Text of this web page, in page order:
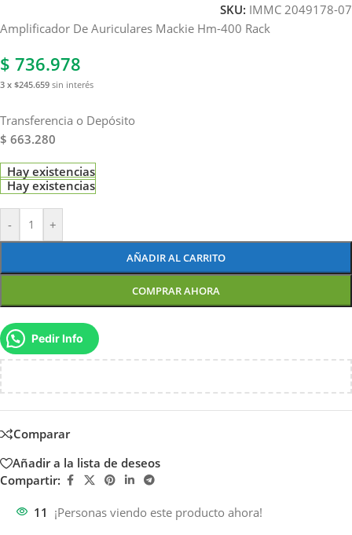
SKU: IMMC 2049178-07
Amplificador De Auriculares Mackie Hm-400 Rack
$ 736.978
3 x $245.659 sin interés
Transferencia o Depósito
$ 663.280
Hay existencias
Hay existencias
- +
AÑADIR AL CARRITO
COMPRAR AHORA
Pedir Info
Comparar
Añadir a la lista de deseos
Compartir:
11 ¡Personas viendo este producto ahora!